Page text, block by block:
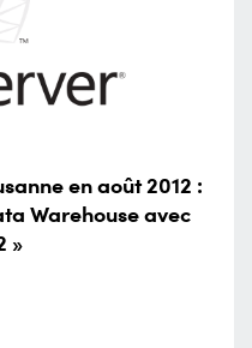
en août 2012 :
Warehouse avec
»